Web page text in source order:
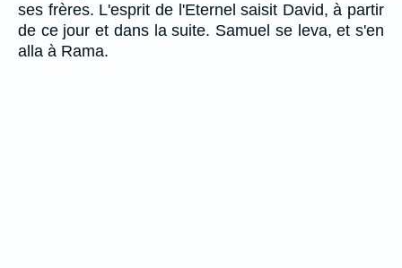
ses frères. L'esprit de l'Eternel saisit David, à partir
de ce jour et dans la suite. Samuel se leva, et s'en
alla à Rama.